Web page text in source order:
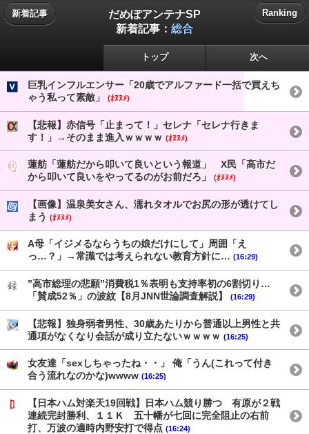
新着記事
だめぽアンテナSP
新着記事： 総合
Ranking
トップ 次へ
巨乳インフルエンサー「20歳でアルファード一括で買えち
ゃう私って素敵」
(ｵﾇﾇﾒ)
【悲報】赤信号「止まって！」セレナ「セレナ行きま
す！」→そのまま進入ｗｗｗｗ (ｵﾇﾇﾒ)
蓮舫「蓮舫だから叩いて良いという報道」 X民「高市だ
から叩いて良いをやってるのがお前だろ」
(ｵﾇﾇﾒ)
【画像】温泉美女さん、濡れタオルでお尻の形が透けてし
まう (ｵﾇﾇﾒ)
A母「イジメるならうちの娘だけにして」周囲「え
っ…？」→常識では考えられない教育方針に… (16:29)
”高市総理の悲願”消費税1％表明も支持率初の6割切り…
「賛成52％」の波紋【8月JNN世論調査解説】
(16:29)
【悲報】独身弱者男性、30歳あたりから普通以上男性と共
通項がなくなり会話が成り立たないｗｗｗｗ (16:25)
女友達「sexしちゃったね・・」 俺「うん(これって付き
合う流れなのかな)wwww (16:25)
【日本ハム対楽天19回戦】日本ハム競り勝つ 有原が２戦
連続完封勝利、１１Ｋ 五十幡が七回に完全阻止の右前
打、万波の適時内野安打で得点 (16:24)